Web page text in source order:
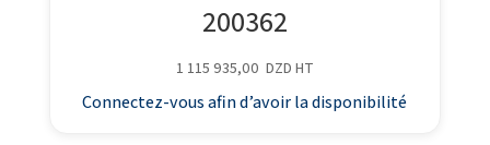
200362
1 115 935,00 DZD HT
Connectez-vous afin d’avoir la disponibilité